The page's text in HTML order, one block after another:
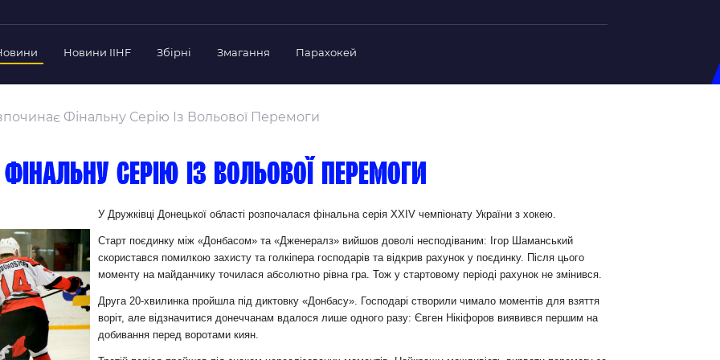
Федерації
документи
Федерації
Новини IIHF Збірні
Склад Збірної
Календар Матчів
Календар Матчів
Україна U-18
Склад Збірної
Тренерський Штаб
Календар Матчів
Україна (ж)
Склад Збірної
Тренерський Штаб
Календар Матчів
Змагання Парахокей
Фінальну Серію Із Вольової Перемоги
серію із вольової перемоги
У Дружківці Донецької області розпочалася фінальна серія XXIV чемпіонату України з хокею.
Старт поєдинку між «Донбасом» та «Дженералз» вийшов доволі несподіваним: Ігор Шаманський
скористався помилкою захисту та голкіпера господарів та відкрив рахунок у поєдинку. Після цього
моменту на майданчику точилася абсолютно рівна гра. Тож у стартовому періоді рахунок не змінився.
Друга 20-хвилинка пройшла під диктовку «Донбасу». Господарі створили чимало моментів для взяття
воріт, але відзначитися донеччанам вдалося лише одного разу: Євген Нікіфоров виявився першим на
добивання перед воротами киян.